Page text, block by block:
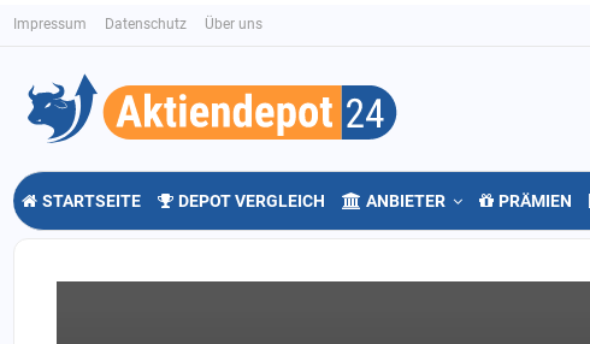
Impressum Datenschutz Über uns
STARTSEITE DEPOT VERGLEICH ANBIETER PRÄMIEN